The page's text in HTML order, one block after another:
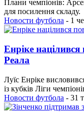
Плани чемпіонів:
для посилення складу.
Новости футбола - 1
Енріке націлився
Реала
Луїс Енріке
із кубків Ліги
Новости футбола - 31